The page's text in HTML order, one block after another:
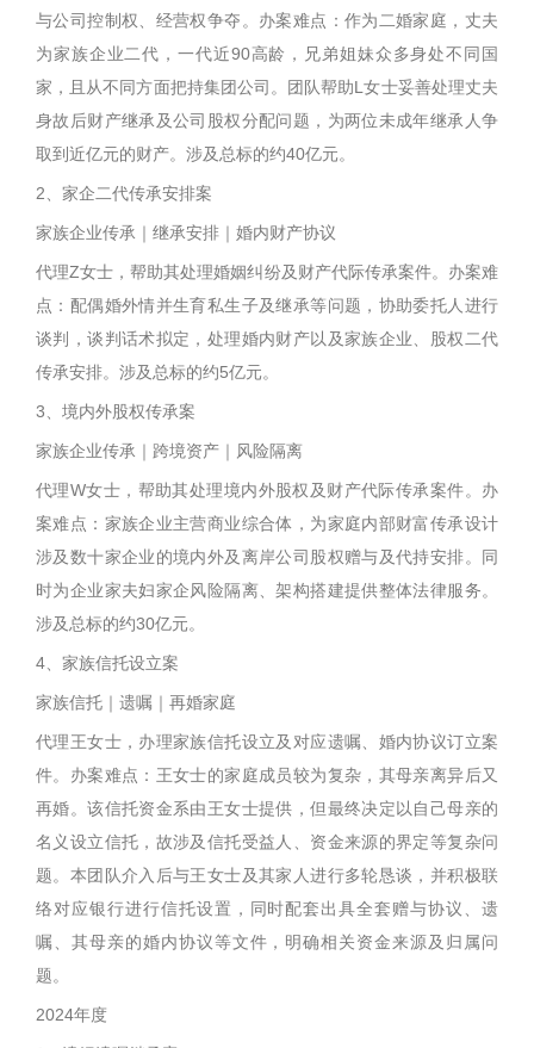
与公司控制权、经营权争夺。办案难点：作为二婚家庭，丈夫
为家族企业二代，一代近90高龄，兄弟姐妹众多身处不同国
家，且从不同方面把持集团公司。团队帮助L女士妥善处理丈夫
身故后财产继承及公司股权分配问题，为两位未成年继承人争
取到近亿元的财产。涉及总标的约40亿元。
2、家企二代传承安排案
家族企业传承｜继承安排｜婚内财产协议
代理Z女士，帮助其处理婚姻纠纷及财产代际传承案件。办案难
点：配偶婚外情并生育私生子及继承等问题，协助委托人进行
谈判，谈判话术拟定，处理婚内财产以及家族企业、股权二代
传承安排。涉及总标的约5亿元。
3、境内外股权传承案
家族企业传承｜跨境资产｜风险隔离
代理W女士，帮助其处理境内外股权及财产代际传承案件。办
案难点：家族企业主营商业综合体，为家庭内部财富传承设计
涉及数十家企业的境内外及离岸公司股权赠与及代持安排。同
时为企业家夫妇家企风险隔离、架构搭建提供整体法律服务。
涉及总标的约30亿元。
4、家族信托设立案
家族信托｜遗嘱｜再婚家庭
代理王女士，办理家族信托设立及对应遗嘱、婚内协议订立案
件。办案难点：王女士的家庭成员较为复杂，其母亲离异后又
再婚。该信托资金系由王女士提供，但最终决定以自己母亲的
名义设立信托，故涉及信托受益人、资金来源的界定等复杂问
题。本团队介入后与王女士及其家人进行多轮恳谈，并积极联
络对应银行进行信托设置，同时配套出具全套赠与协议、遗
嘱、其母亲的婚内协议等文件，明确相关资金来源及归属问
题。
2024年度